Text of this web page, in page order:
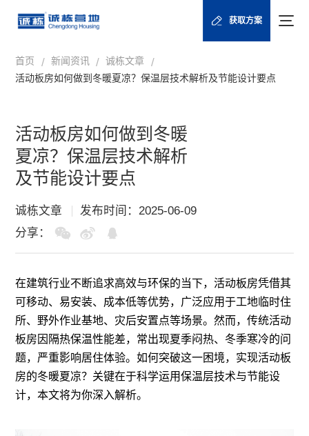
获取方案
首页 / 新闻资讯 / 诚栋文章 /
活动板房如何做到冬暖夏凉？保温层技术解析及节能设计要点
活动板房如何做到冬暖
夏凉？保温层技术解析
及节能设计要点
诚栋文章
发布时间：2025-06-09
分享：
在建筑行业不断追求高效与环保的当下，活动板房凭借其
可移动、易安装、成本低等优势，广泛应用于工地临时住
所、野外作业基地、灾后安置点等场景。然而，传统活动
板房因隔热保温性能差，常出现夏季闷热、冬季寒冷的问
题，严重影响居住体验。如何突破这一困境，实现活动板
房的冬暖夏凉？关键在于科学运用保温层技术与节能设
计，本文将为你深入解析。